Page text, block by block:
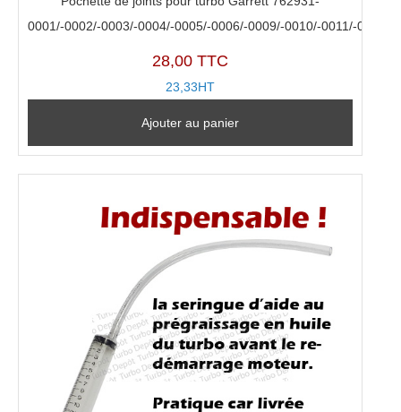
0001/-0002/-0003/-0004/-0005/-0006/-0009/-0010/-0011/-0015
28,00 TTC
23,33HT
Ajouter au panier